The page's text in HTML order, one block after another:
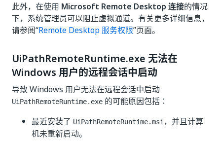
此外，在使用 Microsoft Remote Desktop 连接的情况
下，系统管理员可以阻止虚拟通道。有关更多详细信息，
请参阅“Remote Desktop 服务权限”页面。
UiPathRemoteRuntime.exe 无法在
Windows 用户的远程会话中启动
导致 Windows 用户无法在远程会话中启动
UiPathRemoteRuntime.exe 的可能原因包括：
最近安装了 UiPathRemoteRuntime.msi ，并且计算
机未重新启动。